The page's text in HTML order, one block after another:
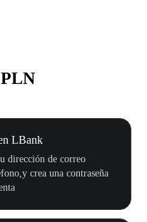
LBank
dirección de correo
crea una contraseña